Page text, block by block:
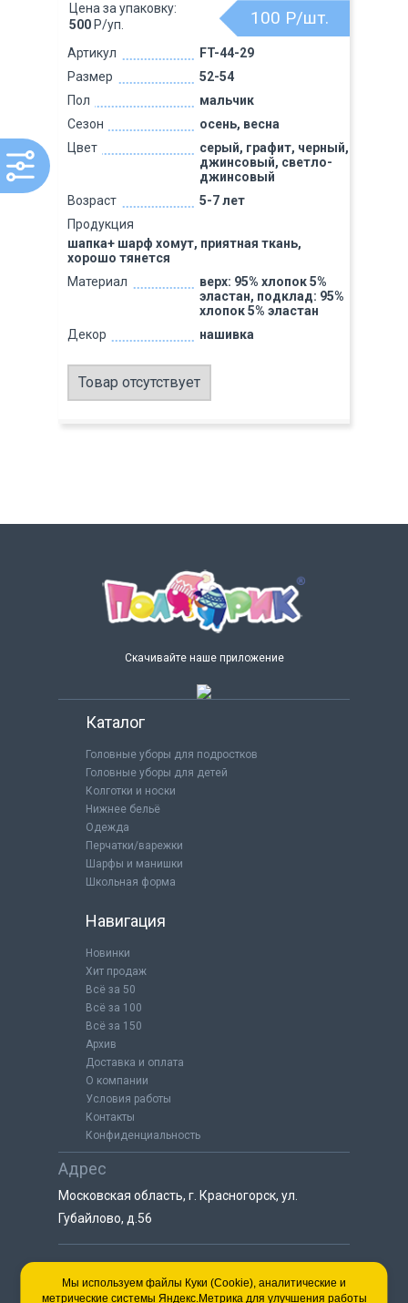
Артикул
FT-44-29
Размер
52-54
Пол
мальчик
Сезон
осень, весна
Цвет
серый, графит, черный,
джинсовый, светло-
джинсовый
Возраст
5-7 лет
Продукция
шапка+ шарф хомут, приятная ткань,
хорошо тянется
Материал
верх: 95% хлопок 5%
эластан, подклад: 95%
хлопок 5% эластан
Декор
нашивка
100 Р/шт.
Цена за упаковку:
500 Р/уп.
Товар отсутствует
Скачивайте наше приложение
Каталог
Головные уборы для подростков
Головные уборы для детей
Колготки и носки
Нижнее бельё
Одежда
Перчатки/варежки
Шарфы и манишки
Школьная форма
Навигация
Новинки
Хит продаж
Всё за 50
Всё за 100
Всё за 150
Архив
Доставка и оплата
О компании
Условия работы
Контакты
Конфиденциальность
Адрес
Московская область, г. Красногорск, ул.
Губайлово, д.56
8 (925) 064-55-25
Мы используем файлы Куки (Cookie), аналитические и
метрические системы Яндекс.Метрика для улучшения работы